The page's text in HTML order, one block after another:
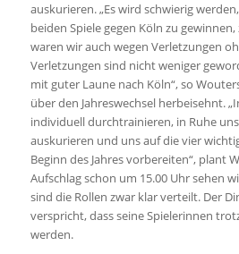
auskurieren. „Es wird schwierig
beiden Spiele gegen Köln zu
waren wir auch wegen Verletzungen
Verletzungen sind nicht weniger
mit guter Laune nach Köln“, so
über den Jahreswechsel herbeisehnt.
individuell durchtrainieren, in Ruhe
auskurieren und uns auf die vier
Beginn des Jahres vorbereiten“, plant
Aufschlag schon um 15.00 Uhr sehen
sind die Rollen zwar klar verteilt. Der
verspricht, dass seine Spielerinnen
werden.